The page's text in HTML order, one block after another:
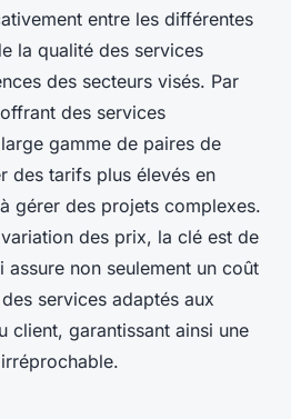
entre les différentes
la qualité des services
des secteurs visés. Par
des services
gamme de paires de
des tarifs plus élevés en
gérer des projets complexes.
des prix, la clé est de
non seulement un coût
services adaptés aux
client, garantissant ainsi une
irréprochable.